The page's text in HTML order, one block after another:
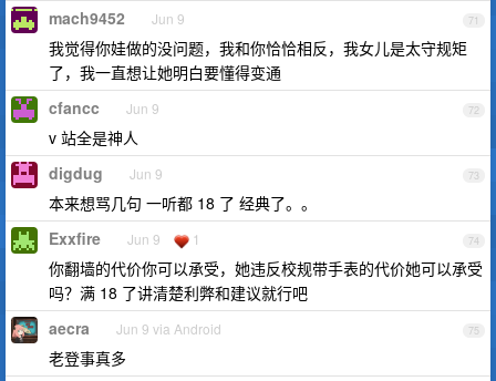
71
mach9452 Jun 9
我觉得你娃做的没问题，我和你恰恰相反，我女儿是太守规矩
了，我一直想让她明白要懂得变通
72
cfancc Jun 9
v 站全是神人
73
digdug Jun 9
本来想骂几句 一听都 18 了 经典了。。
74
Exxfire Jun 9 1
你翻墙的代价你可以承受，她违反校规带手表的代价她可以承受
吗？满 18 了讲清楚利弊和建议就行吧
75
aecra Jun 9 via Android
老登事真多